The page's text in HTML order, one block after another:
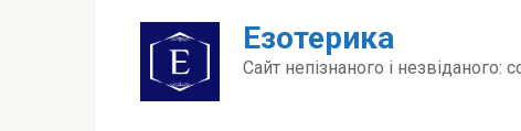
Езотерика
Сайт непізнаного і